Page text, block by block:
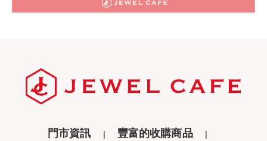
門市資訊 豐富的收購商品